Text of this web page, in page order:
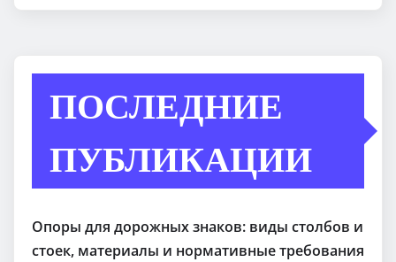
ПОСЛЕДНИЕ
ПУБЛИКАЦИИ
Опоры для дорожных знаков: виды столбов и
стоек, материалы и нормативные требования